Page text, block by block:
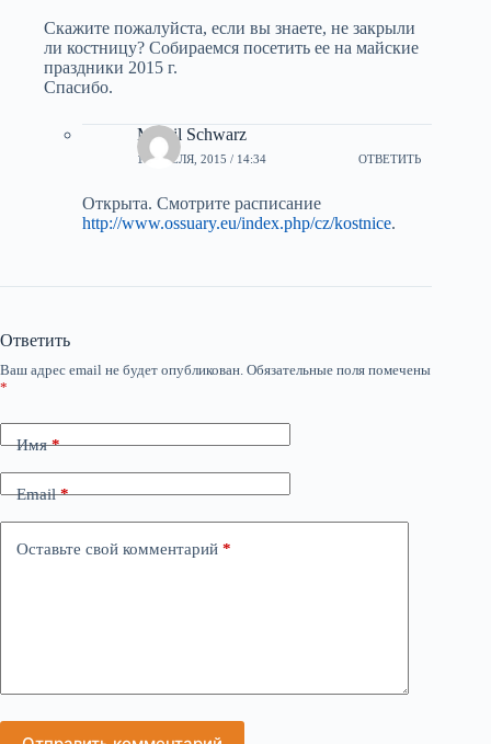
Скажите пожалуйста, если вы знаете, не закрыли
ли костницу? Собираемся посетить ее на майские
праздники 2015 г.
Спасибо.
Mihail Schwarz
1 АПРЕЛЯ, 2015 / 14:34 ОТВЕТИТЬ
Открыта. Смотрите расписание
http://www.ossuary.eu/index.php/cz/kostnice.
Ответить
Ваш адрес email не будет опубликован. Обязательные поля помечены
*
Имя*
Email*
Оставьте свой комментарий *